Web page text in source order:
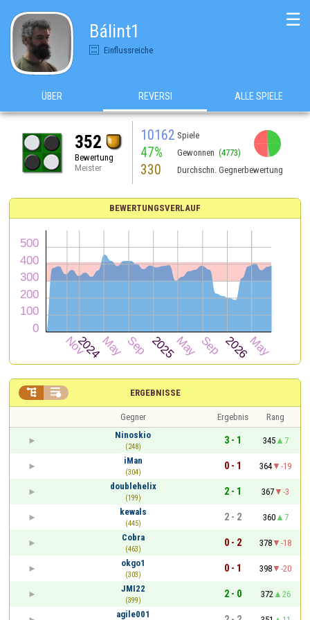
Bálint1
Einflussreiche
☰
ÜBER REVERSI ALLE SPIELE
352
Bewertung
Meister
10162 Spiele
47% Gewonnen (4773)
330 Durchschn. Gegnerbewertung
BEWERTUNGSVERLAUF
ERGEBNISSE
 
Gegner Ergebnis
Rang
Ninoskio
(248)
3 - 1 345
7
iMan
(304)
0 - 1 364
-19
doublehelix
(199)
2 - 1 367
-3
kewals
(445)
2 - 2 360
7
Cobra
(463)
0 - 2 378
-18
okgo1
(303)
0 - 1 398
-20
JMI22
(399)
2 - 0 372
26
agile001